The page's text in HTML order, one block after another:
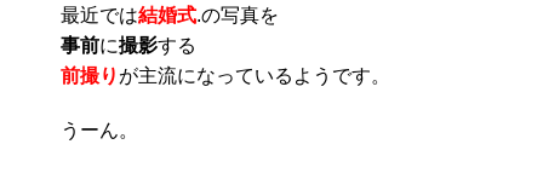
最近では結婚式.の写真を
事前に撮影する
前撮り が主流になっているようです。
うーん。